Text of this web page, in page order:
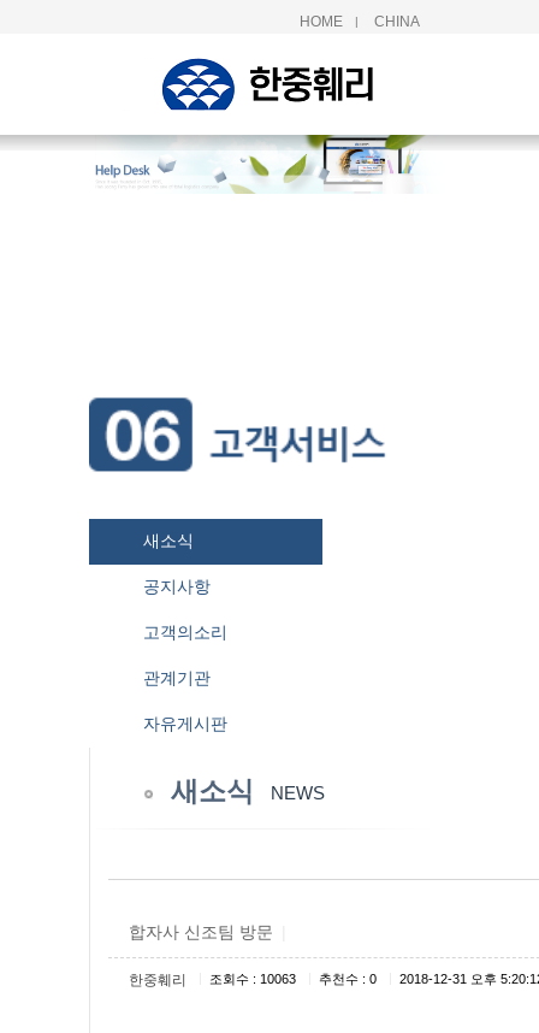
HOME | CHINA
새소식
공지사항
고객의소리
관계기관
자유게시판
새소식 NEWS
합자사 신조팀 방문
한중훼리 조회수 : 10063 추천수 : 0 2018-12-31 오후